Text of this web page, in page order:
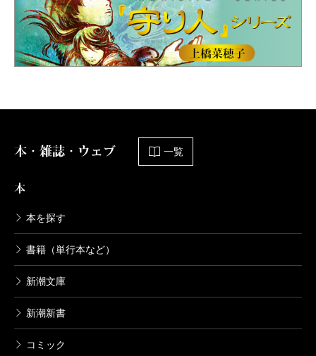
本・雑誌・ウェブ 一覧
本
本を探す
書籍（単行本など）
新潮文庫
新潮新書
コミック